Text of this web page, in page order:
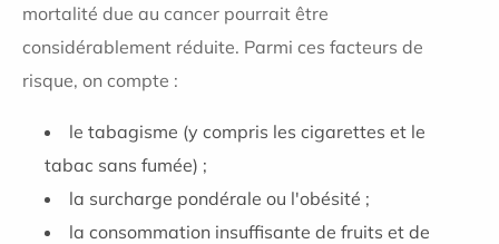
mortalité due au cancer pourrait être
considérablement réduite. Parmi ces facteurs de
risque, on compte :
le tabagisme (y compris les cigarettes et le
tabac sans fumée) ;
la surcharge pondérale ou l'obésité ;
la consommation insuffisante de fruits et de